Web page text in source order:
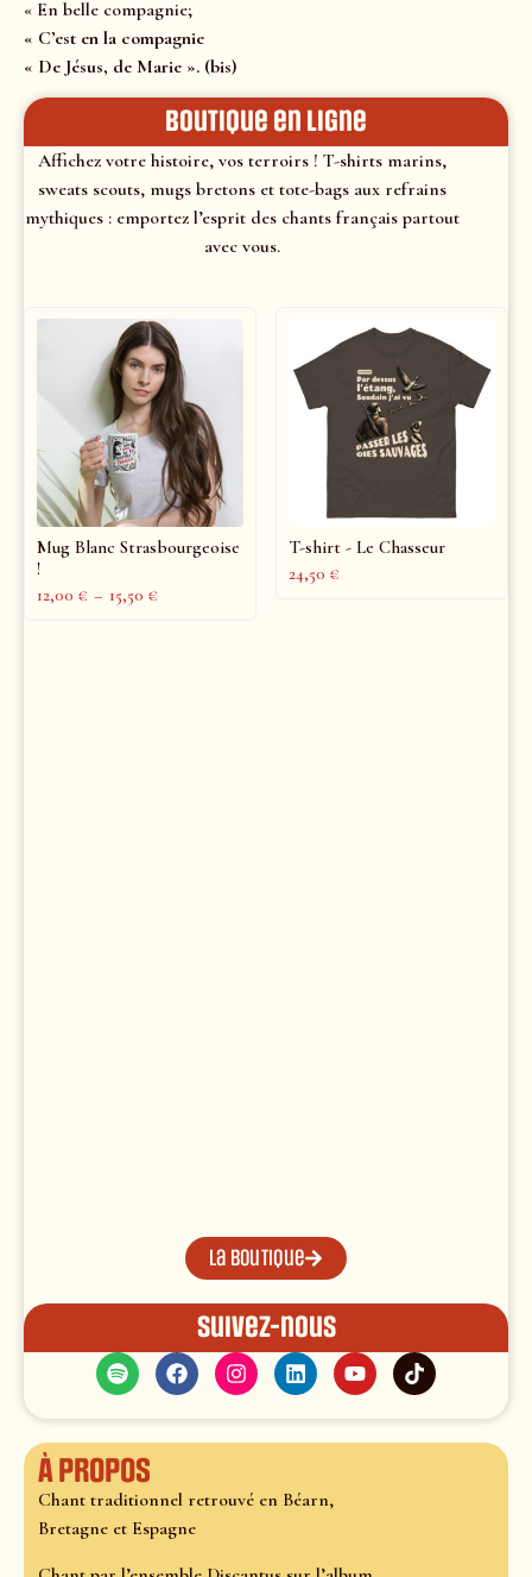
« En belle compagnie;
« C’est en la compagnie
« De Jésus, de Marie ». (bis)
Boutique en ligne
Affichez votre histoire, vos terroirs ! T-shirts marins,
sweats scouts, mugs bretons et tote-bags aux refrains
mythiques : emportez l’esprit des chants français partout
avec vous.
Mug Blanc Strasbourgeoise
!
12,00 € – 15,50 €
T-shirt - Le Chasseur
24,50 €
La boutique
Suivez-nous
À propos
Chant traditionnel retrouvé en Béarn,
Bretagne et Espagne